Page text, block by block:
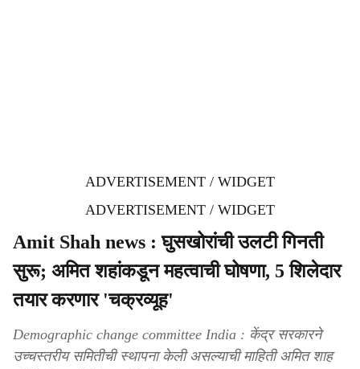
ADVERTISEMENT / WIDGET
ADVERTISEMENT / WIDGET
Amit Shah news : घुसखोरांची उलटी गिनती
सुरू; अमित शहांकडून महत्वाची घोषणा, 5 शिलेदार
तयार करणार 'चक्रव्यूह'
Demographic change committee India : केंद्र सरकारने
उच्चस्तरीय समितीची स्थापना केली असल्याची माहिती अमित शाह